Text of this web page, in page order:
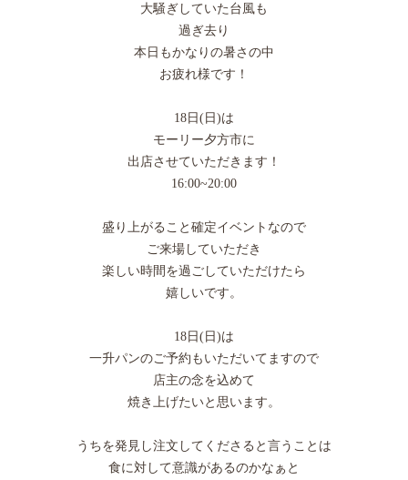
大騒ぎしていた台風も
過ぎ去り
本日もかなりの暑さの中
お疲れ様です！
18日(日)は
モーリー夕方市に
出店させていただきます！
16:00~20:00
盛り上がること確定イベントなので
ご来場していただき
楽しい時間を過ごしていただけたら
嬉しいです。
18日(日)は
一升パンのご予約もいただいてますので
店主の念を込めて
焼き上げたいと思います。
うちを発見し注文してくださると言うことは
食に対して意識があるのかなぁと